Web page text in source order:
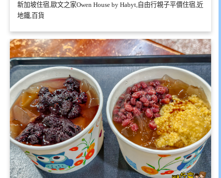
新加坡住宿,歐文之家Owen House by Habyt,自由行親子平價住宿,近
地鐵,百貨